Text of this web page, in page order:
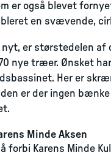
er også blevet
en svævende,
nyt, er størstedelen
nye træer. Ønsket
Her er
er der ingen
Minde Aksen
forbi Karens Minde